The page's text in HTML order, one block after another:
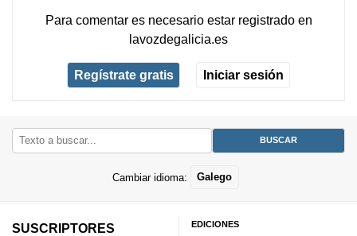
Para comentar es necesario estar registradoen
lavozdegalicia.es
Regístrate gratis Iniciar sesión
Cambiar idioma: Galego
SUSCRIPTORES
EDICIONES